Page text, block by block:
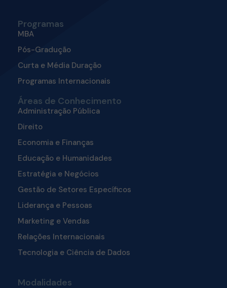
Programas
MBA
Pós-Gradução
Curta e Média Duração
Programas Internacionais
Áreas de Conhecimento
Administração Pública
Direito
Economia e Finanças
Educação e Humanidades
Estratégia e Negócios
Gestão de Setores Específicos
Liderança e Pessoas
Marketing e Vendas
Relações Internacionais
Tecnologia e Ciência de Dados
Modalidades